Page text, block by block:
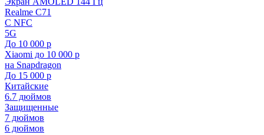
Realme C71
С NFC
5G
До 10 000 р
Xiaomi до 10 000 р
на Snapdragon
До 15 000 р
Китайские
6.7 дюймов
Защищенные
7 дюймов
6 дюймов